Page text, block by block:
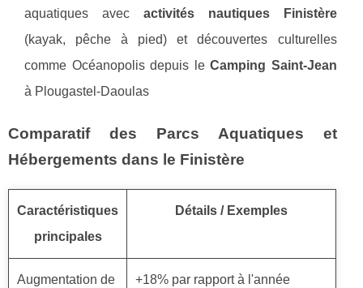
aquatiques avec activités nautiques Finistère
(kayak, pêche à pied) et découvertes culturelles
comme Océanopolis depuis leCamping Saint-Jean
à Plougastel-Daoulas
Comparatif des Parcs Aquatiques et
Hébergements dans le Finistère
Caractéristiques
principales
Détails / Exemples
Augmentation de
+18% par rapport à l'année